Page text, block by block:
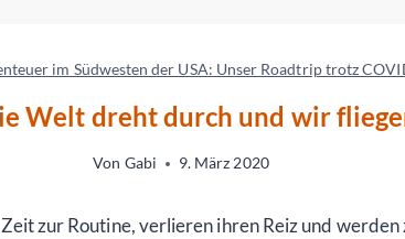
im Südwesten der USA: Unser Roadtrip trotz
Welt dreht durch und wir
Von Gabi 9. März 2020
zur Routine, verlieren ihren Reiz und